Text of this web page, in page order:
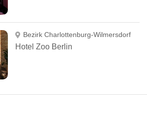
Bezirk Charlottenburg-Wilmersdorf
Hotel Zoo Berlin